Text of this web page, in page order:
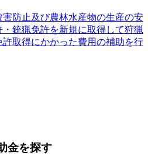
防止及び農林水産物の生産の安
銃猟免許を新規に取得して狩猟
取得にかかった費用の補助を行
金を探す